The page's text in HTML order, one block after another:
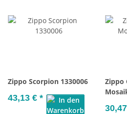
Zippo Scorpion 1330006
43,13 € *
Zippo